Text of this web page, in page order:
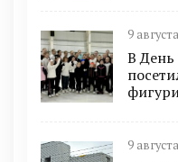
9
В
9